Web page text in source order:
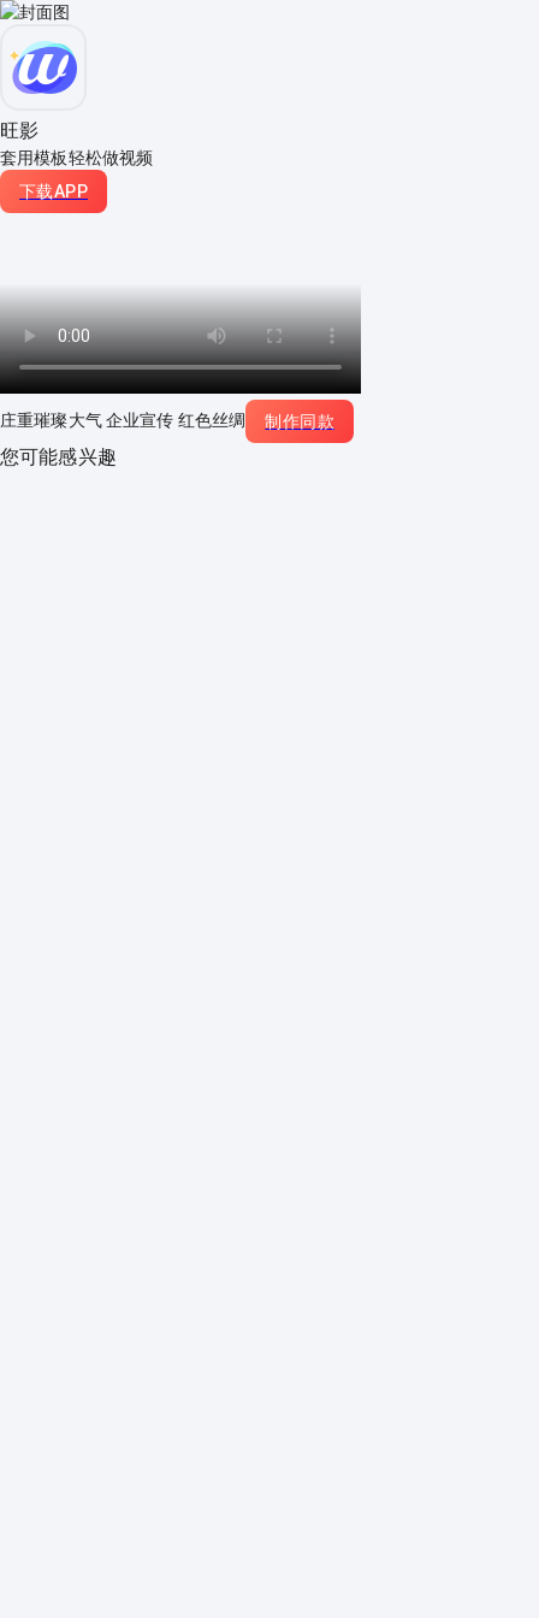
旺影
套用模板轻松做视频
下载APP
庄重璀璨大气 企业宣传 红色丝绸 制作同款
您可能感兴趣